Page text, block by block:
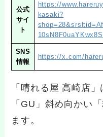
公式
サイ
ト
https://
kasaki?
SNS
情報
https://x.com/
「晴れる屋 高崎店
「GU」斜め向かい
ます。